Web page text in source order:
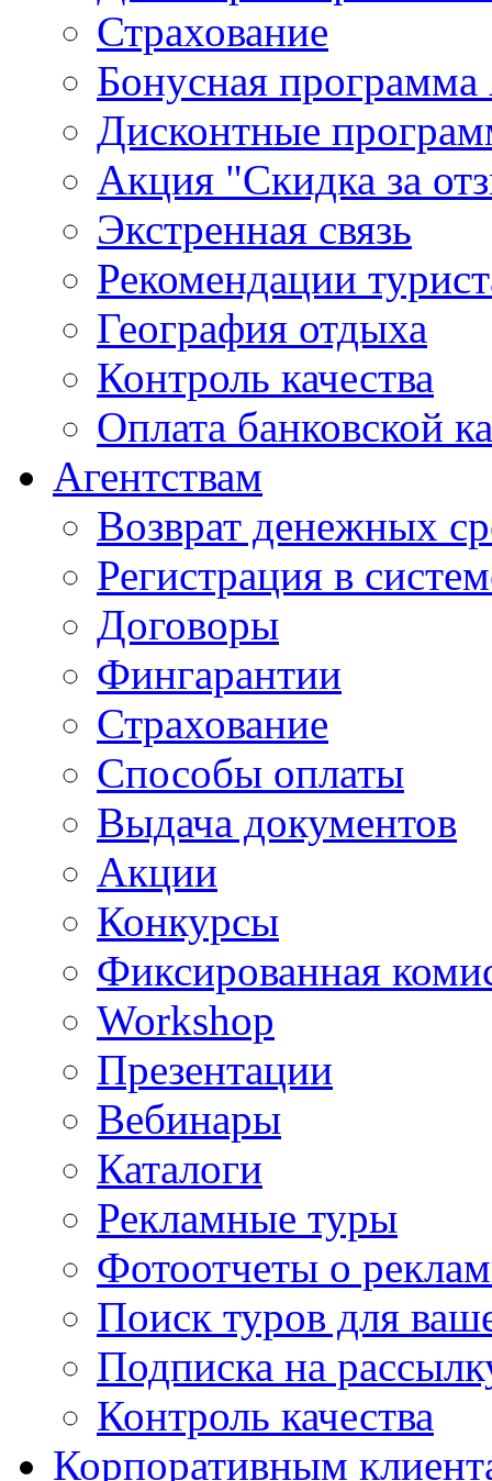
Страхование
Бонусная
Дисконтные
Акция "Скидка за
Экстренная связь
Рекомендации
География отдыха
Контроль качества
Оплата банковской
Агентствам
Возврат денежных
Регистрация в
Договоры
Фингарантии
Страхование
Способы оплаты
Выдача документов
Акции
Конкурсы
Фиксированная
Workshop
Презентации
Вебинары
Каталоги
Рекламные туры
Фотоотчеты о
Поиск туров для
Подписка на
Контроль качества
Корпоративным